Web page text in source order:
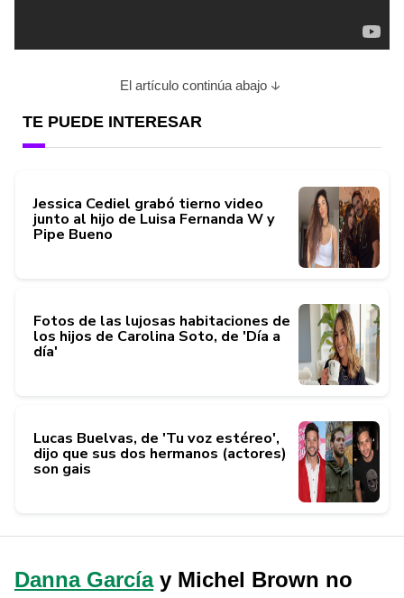
El artículo continúa abajo
TE PUEDE INTERESAR
Jessica Cediel grabó tierno video
junto al hijo de Luisa Fernanda W y
Pipe Bueno
Fotos de las lujosas habitaciones de
los hijos de Carolina Soto, de 'Día a
día'
Lucas Buelvas, de 'Tu voz estéreo',
dijo que sus dos hermanos (actores)
son gais
Danna Garcíay Michel Brown no